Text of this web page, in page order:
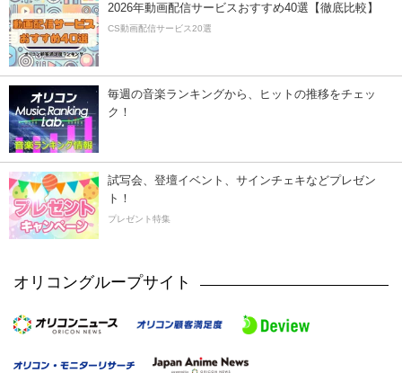
2026年動画配信サービスおすすめ40選【徹底比較】
CS動画配信サービス20選
毎週の音楽ランキングから、ヒットの推移をチェッ
ク！
試写会、登壇イベント、サインチェキなどプレゼン
ト！
プレゼント特集
オリコングループサイト